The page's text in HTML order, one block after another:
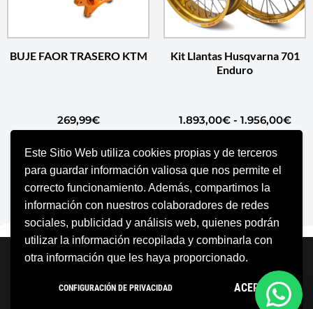
Este Sitio Web utiliza cookies propias y de terceros
para guardar información valiosa que nos permite el
correcto funcionamiento. Además, compartimos la
información con nuestros colaboradores de redes
sociales, publicidad y análisis web, quienes podrán
utilizar la información recopilada y combinarla con
otra información que les haya proporcionado.
CONFIGURACIÓN DE PRIVACIDAD ACEPTO
BUJE FAOR TRASERO KTM
269,99€
LEER MÁS
Kit Llantas Husqvarna 701
Enduro
1.893,00€ - 1.956,00€
SELECCIONAR OPCIONES
Neve | Funciona gracias a WordPress
Condiciones Generales